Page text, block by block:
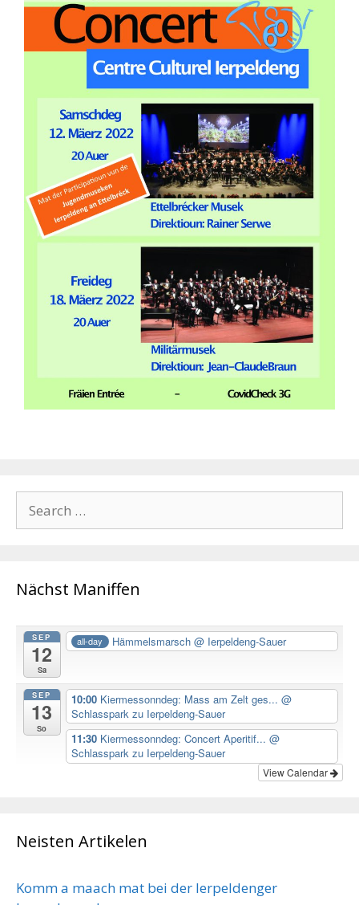
for:
Nächst Maniffen
SEP
12
Sa
all-day Hämmelsmarsch@ Ierpeldeng-Sauer
SEP
13
So
10:00 Kiermessonndeg: Mass am Zelt ges... @
Schlasspark zu Ierpeldeng-Sauer
11:30 Kiermessonndeg: Concert Aperitif... @
Schlasspark zu Ierpeldeng-Sauer
View Calendar
Neisten Artikelen
Komm a maach mat bei der Ierpeldenger